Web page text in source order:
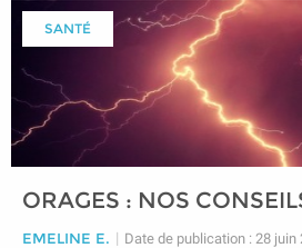
SANTÉ
ORAGES : NOS
EMELINE E. | Date de publication : 28 juin